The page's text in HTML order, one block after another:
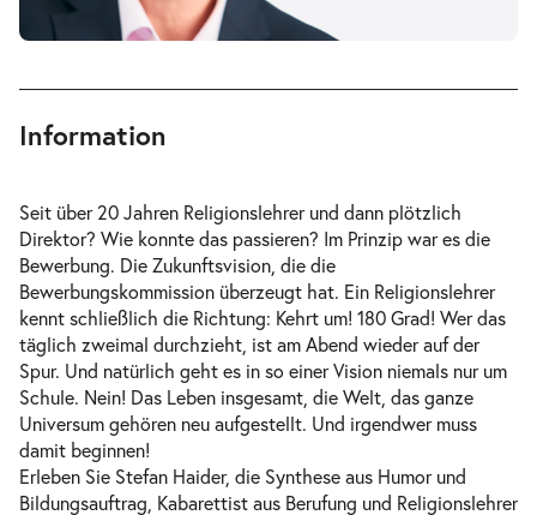
Information
Seit über 20 Jahren Religionslehrer und dann plötzlich
Direktor? Wie konnte das passieren? Im Prinzip war es die
Bewerbung. Die Zukunftsvision, die die
Bewerbungskommission überzeugt hat. Ein Religionslehrer
kennt schließlich die Richtung: Kehrt um! 180 Grad! Wer das
täglich zweimal durchzieht, ist am Abend wieder auf der
Spur. Und natürlich geht es in so einer Vision niemals nur um
Schule. Nein! Das Leben insgesamt, die Welt, das ganze
Universum gehören neu aufgestellt. Und irgendwer muss
damit beginnen!
Erleben Sie Stefan Haider, die Synthese aus Humor und
Bildungsauftrag, Kabarettist aus Berufung und Religionslehrer